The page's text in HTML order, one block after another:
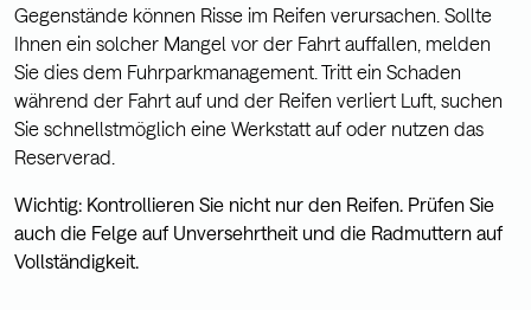
Gegenstände können Risse im Reifen verursachen. Sollte
Ihnen ein solcher Mangel vor der Fahrt auffallen, melden
Sie dies dem Fuhrparkmanagement. Tritt ein Schaden
während der Fahrt auf und der Reifen verliert Luft, suchen
Sie schnellstmöglich eine Werkstatt auf oder nutzen das
Reserverad.
Wichtig: Kontrollieren Sie nicht nur den Reifen. Prüfen Sie
auch die Felge auf Unversehrtheit und die Radmuttern auf
Vollständigkeit.